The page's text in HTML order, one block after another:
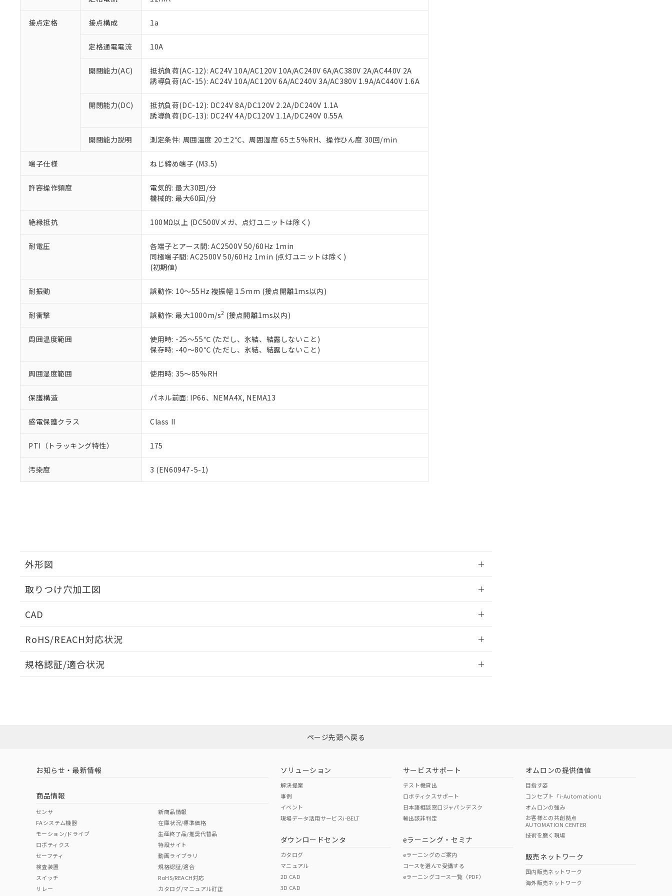
接点定格 接点構成 1a
定格通電電流 10A
開閉能力(AC)
抵抗負荷(AC-12): AC24V 10A/AC120V 10A/AC240V 6A/AC380V 2A/AC440V 2A
誘導負荷(AC-15): AC24V 10A/AC120V 6A/AC240V 3A/AC380V 1.9A/AC440V 1.6A
開閉能力(DC)
抵抗負荷(DC-12): DC24V 8A/DC120V 2.2A/DC240V 1.1A
誘導負荷(DC-13): DC24V 4A/DC120V 1.1A/DC240V 0.55A
開閉能力説明 測定条件: 周囲温度 20±2℃、周囲湿度 65±5%RH、操作ひん度 30回/min
端子仕様 ねじ締め端子 (M3.5)
許容操作頻度
電気的: 最大30回/分
機械的: 最大60回/分
絶縁抵抗 100MΩ以上 (DC500Vメガ、点灯ユニットは除く)
耐電圧
各端子とアース間: AC2500V 50/60Hz 1min
同極端子間: AC2500V 50/60Hz 1min (点灯ユニットは除く)
(初期値)
耐振動 誤動作: 10～55Hz 複振幅 1.5mm (接点開離1ms以内)
耐衝撃 誤動作: 最大1000m/s2 (接点開離1ms以内)
周囲温度範囲
使用時: -25～55℃ (ただし、氷結、結露しないこと)
保存時: -40～80℃ (ただし、氷結、結露しないこと)
周囲湿度範囲 使用時: 35～85%RH
保護構造 パネル前面: IP66、NEMA4X, NEMA13
感電保護クラス Class II
PTI（トラッキング特性） 175
汚染度 3 (EN60947-5-1)
外形図
取りつけ穴加工図
CAD
RoHS/REACH対応状況
EU RoHS 注意事項・凡例
ダウンロードはこちら
中国 RoHS 注意事項・凡例
中国 RoHS表
Pb Hg Cr(VI)
O O
規格認証/適合状況
（イギリス
（ノルウェー
（日本
（アメリカ
この製品の規格認証/適合状況ページへ
その他の認証はこちらのページからご検索ください
本サービスは、当社制御機器事業取扱商品の当社在庫状況および標準価格(税抜)を提供させていただ
当社制御機器事業取扱商品の中には、本サービスの対象外となる商品もあることをご了承ください。
い。
正式な納期状況および標準価格はお客様のお取引先、またはお客様担当のオムロン制御機器販売店・
当社販売員にご相談ください。
在庫状況および標準価格結果を当社の事前の承諾なく第三者に漏洩または開示しないようお願いしま
す。
マイパーツ機能（部品リスト作成サービス）をご利用いただくには、I-Webメンバーズにご登録され
ている必要があります。
お客様が当ウェブサイト上で当社にご登録された部品リストについて、当社および当社の共同利用者
が、当社の製品・サービスに関するお客様との取引・商談に必要な範囲で利用することをご了承くだ
さい。
いる法人を指します。
*EU RoHS指令（10物質）：
フタル酸ビス(2-エチルヘキシル) (DEHP)(別名：DOP) 1000ppm以下、フタル酸ブチルベンジル（BBP） 1000ppm以下、フタル酸ジブチ
ル（DBP） 1000ppm以下、フタル酸ジイソブチル (DIBP) 1000ppm以下
但し、RoHS指令で産業用監視および制御機器に対する適用除外項目は除く。
フタル酸エステル類の４物質については閾値を超える意図的な使用がないことを確認しています。
※2 対応予定月
部品在庫の切り替え状況などにより、予定月が前後することがあります。
※3 非含有証明書ダウンロード
EU RoHS指令（10物質）の非含有証明書
51物質の非含有証明書（当社基準）
※本証明書は発行日時点で非含有を証明するもので、過去に遡って非含有を証明するものではありません。
また、RoHS指令のフタル酸エステル類４物質の対応では、対応完了までの期間は出荷製品に未対応品が
混在することから備考欄に対応日を記載しておりました。
既に当社にて対応品への在庫切替を完了していることから、特段のことがない限り、2022年1月12日よ
り割愛しております。
「×」：最大均質材料含有率が中国RoHSの基準値を超えていることを示します。
Pb(鉛) :1000ppm、 Hg(水銀) : 1000ppm、 Cd(カドミウム) : 100ppm、
DEHP(フタル酸ビス(2-エチルヘキシル)) : 1000ppm
※2 環境保護使用期限
「ｅ」：有害物質（10物質）のすべてが基準値以下であることを示します。
味します。
「－」：未確認です。当社販売部門へお問い合わせください。
当社は、これら貴社製品のうち、外国為替および外国貿易法に定める商品（以下｢規制貨物等」とい
などの必要な手続きをとります。
ます。
当社は貴社製品を、核兵器、ミサイル、化学兵器、生物兵器またはその他武器並びにこれらの製造装
置等に一切使用いたしません。
当社は、貴社製品を第三者に販売する場合は、上記1、2および3の内容を当該第三者に通知します。
たしません。
△ 一定数には満たないが在庫あり
－
在庫なし(最新の在庫状況については、お客様のお取引先、またはお客様担当のオムロン制御
機器販売店・当社販売員にご確認ください)
空
受注生産機種、また在庫状況の情報を公開していない機種
ページ先頭へ戻る
お知らせ・最新情報
商品情報
センサ
FAシステム機器
モーション/ドライブ
ロボティクス
セーフティ
検査装置
スイッチ
リレー
新商品情報
在庫状況/標準価格
生産終了品/推奨代替品
特設サイト
動画ライブラリ
規格認証/適合
RoHS/REACH対応
カタログ/マニュアル訂正
ソリューション
解決提案
事例
イベント
現場データ活用サービスi-BELT
ダウンロードセンタ
カタログ
マニュアル
2D CAD
3D CAD
サービスサポート
テスト機貸出
ロボティクスサポート
日本語相談窓口ジャパンデスク
輸出該非判定
eラーニング・セミナ
eラーニングのご案内
コースを選んで受講する
eラーニングコース一覧（PDF）
オムロンの提供価値
目指す姿
コンセプト「i-Automation!」
オムロンの強み
お客様との共創拠点
AUTOMATION CENTER
技術を磨く現場
販売ネットワーク
国内販売ネットワーク
海外販売ネットワーク